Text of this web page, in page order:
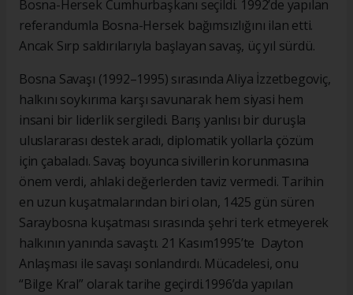
Bosna-Hersek Cumhurbaşkanı seçildi. 1992’de yapılan
referandumla Bosna-Hersek bağımsızlığını ilan etti.
Ancak Sırp saldırılarıyla başlayan savaş, üç yıl sürdü.
Bosna Savaşı (1992–1995) sırasında Aliya İzzetbegoviç,
halkını soykırıma karşı savunarak hem siyasi hem
insani bir liderlik sergiledi. Barış yanlısı bir duruşla
uluslararası destek aradı, diplomatik yollarla çözüm
için çabaladı. Savaş boyunca sivillerin korunmasına
önem verdi, ahlaki değerlerden taviz vermedi. Tarihin
en uzun kuşatmalarından biri olan, 1425 gün süren
Saraybosna kuşatması sırasında şehri terk etmeyerek
halkının yanında savaştı. 21 Kasım1995’te Dayton
Anlaşması ile savaşı sonlandırdı. Mücadelesi, onu
“Bilge Kral” olarak tarihe geçirdi.1996’da yapılan